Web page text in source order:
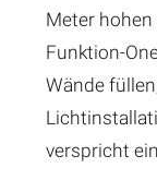
Meter
Funktion-
Wände
verspricht